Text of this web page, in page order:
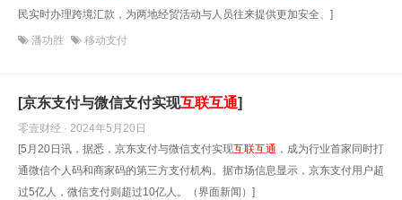
民实时办理跨境汇款，为两地经贸活动与人员往来提供更加安全、]
潘功胜 移动支付
[京东支付与微信支付实现互联互通]
零壹财经 · 2024年5月20日
[5月20日讯，据悉，京东支付与微信支付实现互联互通 ，成为行业首家同时打
通微信个人码和商家码的第三方支付机构。据市场信息显示，京东支付用户超
过5亿人，微信支付则超过10亿人。（界面新闻）]